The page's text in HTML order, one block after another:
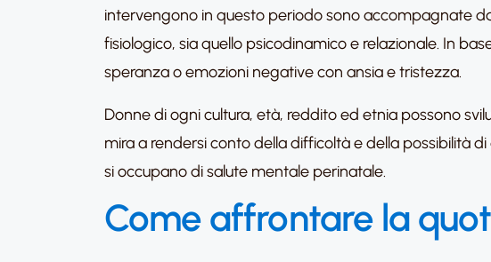
intervengono in questo periodo sono accompagnate
fisiologico, sia quello psicodinamico e relazionale. In
speranza o emozioni negative con ansia e tristezza.
Donne di ogni cultura, età, reddito ed etnia possono
mira a rendersi conto della difficoltà e della possibilità
si occupano di salute mentale perinatale.
Come affrontare la